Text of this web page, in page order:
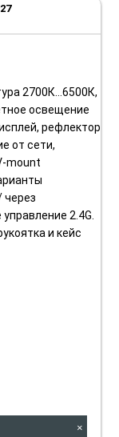
2700К…6500К,
освещение
рефлектор
от сети,
mount
через
2.4G.
и кейс
×